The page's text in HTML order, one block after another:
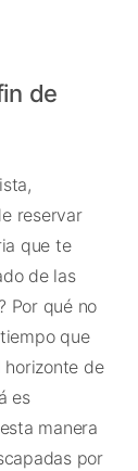
de
reservar
que te
de las
Por qué no
que
de
es
manera
por